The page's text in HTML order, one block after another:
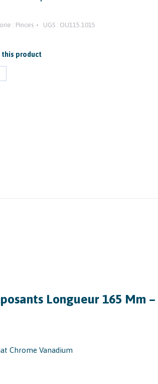
: Pinces UGS : OU115.1015
this product
Longueur 165 Mm –
Chrome Vanadium